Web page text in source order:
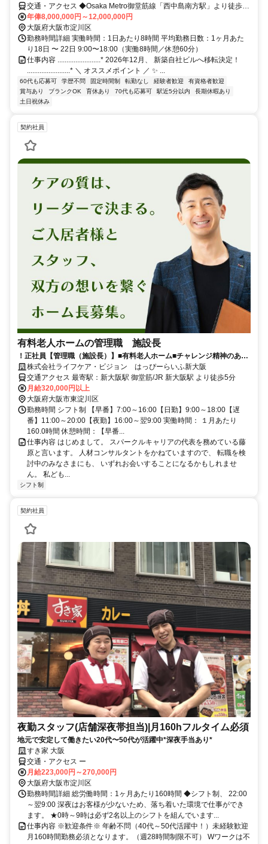
交通・アクセス ◆Osaka Metro御堂筋線「西中島南方駅」より徒歩2
分
年俸8,000,000円～12,000,000円
大阪府大阪市淀川区
勤務時間詳細 実働時間：1日あたり8時間 平均勤務日数：1ヶ月あた
り18日 〜 22日 9:00〜18:00（実働8時間／休憩60分）
仕事内容 ........................* 2026年12月、 新築自社ビルへ移転決定！
........................* ＼ オススメポイント ／ ✨ ...
60代も応募可 学歴不問 固定時間制 転勤なし 経験者歓迎
有資格者歓迎
賞与あり
ブランクOK 育休あり 70代も応募可 駅近5分以内
長期休暇あり
土日祝休み
契約社員
有料老人ホームの管理職 施設長
！正社員【管理職（施設長）】■有料老人ホーム■チャレンジ精神のある
方歓迎！■20代～40代活躍中！
株式会社ライフケア・ビジョン はっぴーらいふ新大阪
交通アクセス 最寄駅：新大阪駅 御堂筋/JR 新大阪駅 より徒歩5分
月給320,000円以上
大阪府大阪市東淀川区
勤務時間 シフト制 【早番】7:00～16:00【日勤】9:00～18:00【遅
番】11:00～20:00【夜勤】16:00～翌9:00 実働時間： １月あたり
160.0時間 休憩時間：【早番...
仕事内容 はじめまして。 スパークルキャリアの代表を務めている藤
原と言います。 人材コンサルタントをかねていますので、 転職を検
討中のみなさまにも、 いずれお会いすることになるかもしれませ
ん。 私ども...
シフト制
契約社員
夜勤スタッフ(店舗深夜帯担当)|月160hフルタイム必須
地元で安定して働きたい20代〜50代が活躍中*深夜手当あり*
すき家 大阪
交通・アクセス ー
月給223,000円～270,000円
大阪府大阪市淀川区
勤務時間詳細 総労働時間：1ヶ月あたり160時間 ◆シフト制、 22:00
～翌9:00 深夜はお客様が少ないため、落ち着いた環境で仕事ができ
ます。 ★0時～9時は必ず2名以上のシフトを組んでいます...
仕事内容 ※歓迎条件※ 年齢不問（40代～50代活躍中！）未経験歓迎
月160時間勤務必須となります。（週28時間制限不可） Wワークは不